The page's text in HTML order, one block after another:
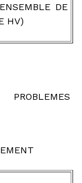
DE
HV)
PROBLEMES